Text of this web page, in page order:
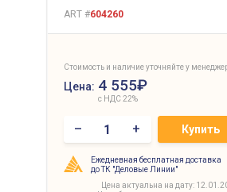
ART #604260
Стоимость и наличие уточняйте у
Цена: 4 555₽
с НДС 22%
– + Купить
Ежедневная бесплатная доставка
до ТК "Деловые Линии"
Цена актуальна на дату: